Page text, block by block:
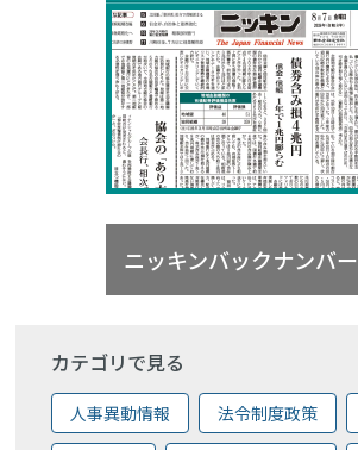
ニッキンバックナンバー
カテゴリで見る
人事異動情報 法令制度政策